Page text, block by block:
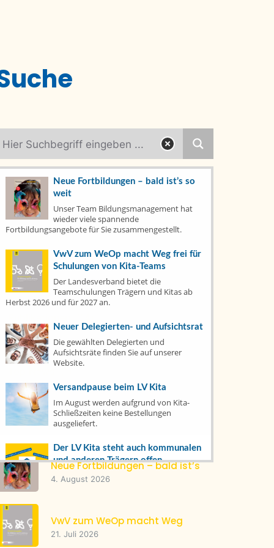
Kategorien
Aktuelles (79)
Fachtage (6)
Fortbildungen (7)
Tacheles (22)
Letzte Artikel
Neue Fortbildungen – bald ist’s
4. August 2026
VwV zum WeOp macht Weg
21. Juli 2026
Neue Fortbildungen – bald ist’s so
weit
Unser Team Bildungsmanagement hat
wieder viele spannende
Fortbildungsangebote für Sie zusammengestellt.
VwV zum WeOp macht Weg frei für
Schulungen von Kita-Teams
Der Landesverband bietet die
Teamschulungen Trägern und Kitas ab
Herbst 2026 und für 2027 an.
Neuer Delegierten- und Aufsichtsrat
Die gewählten Delegierten und
Aufsichtsräte finden Sie auf unserer
Website.
Versandpause beim LV Kita
Im August werden aufgrund von Kita-
Schließzeiten keine Bestellungen
ausgeliefert.
Der LV Kita steht auch kommunalen
und anderen Trägern offen
Mitglied werden oder bereits dabei? Hier
erfahren Sie, wie's geht und was es
Warenkorb